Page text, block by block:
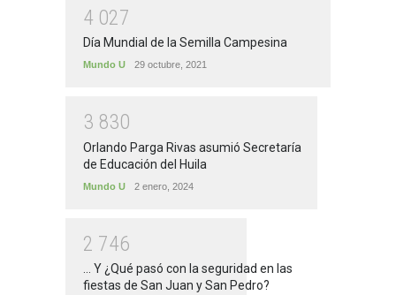
4 027
Día Mundial de la Semilla Campesina
Mundo U 29 octubre, 2021
3 830
Orlando Parga Rivas asumió Secretaría
de Educación del Huila
Mundo U 2 enero, 2024
2 746
... Y ¿Qué pasó con la seguridad en las
fiestas de San Juan y San Pedro?